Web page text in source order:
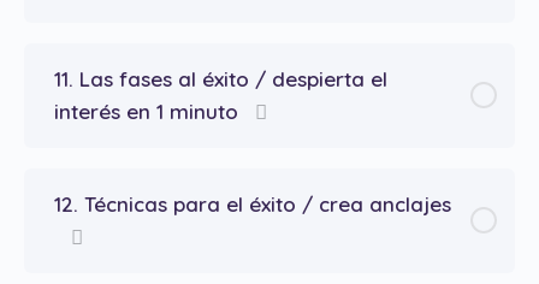
11. Las fases al éxito / despierta el
interés en 1 minuto
12. Técnicas para el éxito / crea anclajes